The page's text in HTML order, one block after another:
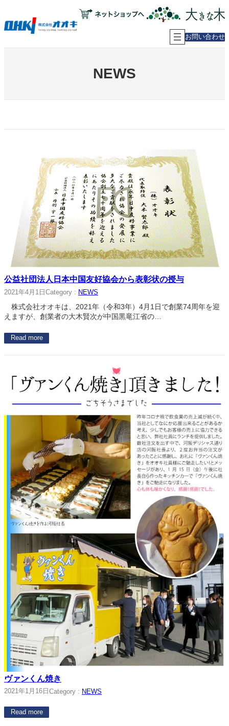
を
キ
お問い合わせ
NEWS
公益社団法人日本中国友好協会から表彰状の授与
2021年4月1日 Category : NEWS
株式会社オオキは、2021年（令和3年）4月1日で創業74周年を迎
えますが、創業者の大木賢次が中国黒竜江省の…
Read more
ヴァンくん焼き
2021年1月16日 Category : NEWS
Read more